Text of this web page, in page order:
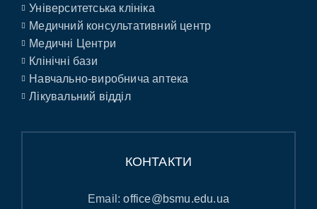
Університетська клініка
Медичний консультативний центр
Медичні Центри
Клінічні бази
Навчально-виробнича аптека
Лікувальний відділ
КОНТАКТИ
Email:office@bsmu.edu.ua